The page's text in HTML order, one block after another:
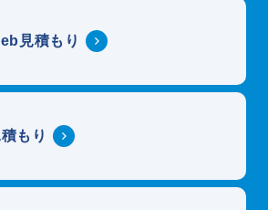
見積もり
もり